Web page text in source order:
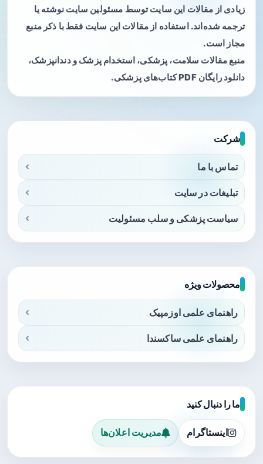
زیادی از مقالات این سایت توسط مسئولین سایت نوشته یا
ترجمه شده‌اند. استفاده از مقالات این سایت فقط با ذکر منبع
مجاز است.
منبع مقالات سلامت، پزشکی، استخدام پزشک و دندانپزشک،
دانلود رایگان PDF کتاب‌های پزشکی.
شرکت
تماس با ما
تبلیغات در سایت
سیاست پزشکی و سلب مسئولیت
محصولات ویژه
راهنمای علمی اوزمپیک
راهنمای علمی ساکسندا
ما را دنبال کنید
اینستاگرام مدیریت اعلان‌ها